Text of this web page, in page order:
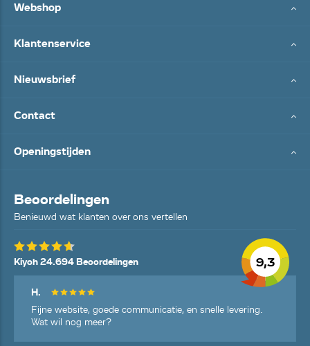
Webshop
Klantenservice
Nieuwsbrief
Contact
Openingstijden
Beoordelingen
Benieuwd wat klanten over ons vertellen
9,3
Kiyoh 24.694 Beoordelingen
H.
Fijne website, goede communicatie, en snelle levering.
Wat wil nog meer?